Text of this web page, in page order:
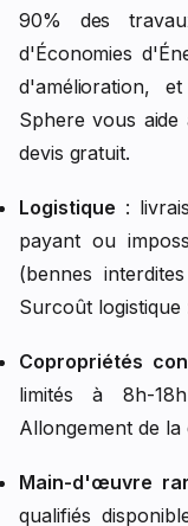
90% des
d'Économies
d'amélioration,
Sphere vous
devis gratuit.
Logistique :
payant ou
(bennes
Surcoût logistique
Copropriétés
limités à 8h-
Allongement de
Main-d'œuvre
qualifiés